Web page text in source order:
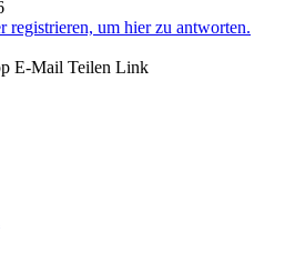
registrieren, um hier zu antworten.
E-Mail Teilen Link